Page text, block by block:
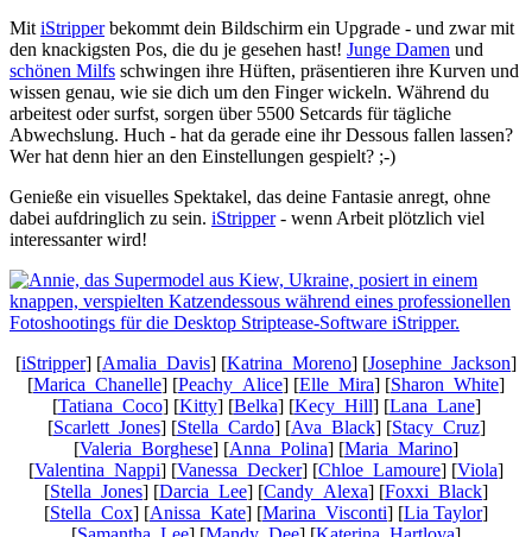
Mit iStripperbekommt dein Bildschirm ein Upgrade - und zwar mit
den knackigsten Pos, die du je gesehen hast! Junge Damen und
schönen Milfs schwingen ihre Hüften, präsentieren ihre Kurven und
wissen genau, wie sie dich um den Finger wickeln. Während du
arbeitest oder surfst, sorgen über 5500 Setcards für tägliche
Abwechslung. Huch - hat da gerade eine ihr Dessous fallen lassen?
Wer hat denn hier an den Einstellungen gespielt? ;-)
Genieße ein visuelles Spektakel, das deine Fantasie anregt, ohne
dabei aufdringlich zu sein. iStripper- wenn Arbeit plötzlich viel
interessanter wird!
[iStripper] [Amalia_Davis] [Katrina_Moreno] [Josephine_Jackson]
[Marica_Chanelle] [Peachy_Alice] [Elle_Mira] [Sharon_White]
[Tatiana_Coco] [Kitty] [Belka] [Kecy_Hill] [Lana_Lane]
[Scarlett_Jones] [Stella_Cardo] [Ava_Black] [Stacy_Cruz]
[Valeria_Borghese] [Anna_Polina] [Maria_Marino]
[Valentina_Nappi] [Vanessa_Decker] [Chloe_Lamoure] [Viola]
[Stella_Jones] [Darcia_Lee] [Candy_Alexa] [Foxxi_Black]
[Stella_Cox] [Anissa_Kate] [Marina_Visconti] [Lia Taylor]